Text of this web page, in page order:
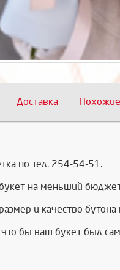
Доставка
по тел. 254-54-51.
на меньший
и качество
бы ваш букет был